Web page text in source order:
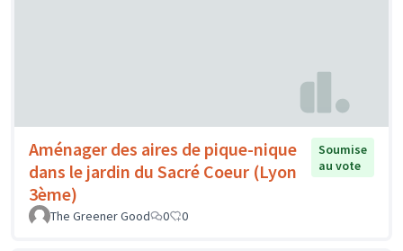
Aménager des aires de pique-nique
dans le jardin du Sacré Coeur (Lyon
3ème)
Soumise
au vote
The Greener Good 0 0